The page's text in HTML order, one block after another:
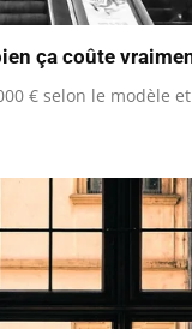
ça coûte
€ selon le modèle